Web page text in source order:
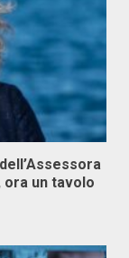
ora un tavolo